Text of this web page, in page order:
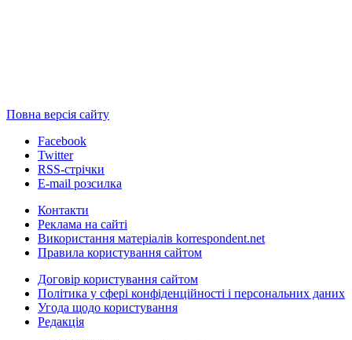
Повна версія сайту
Facebook
Twitter
RSS-стрічки
E-mail розсилка
Контакти
Реклама на сайті
Використання матеріалів korrespondent.net
Правила користування сайтом
Договір користування сайтом
Політика у сфері конфіденційності і персональних даних
Угода щодо користування
Редакція